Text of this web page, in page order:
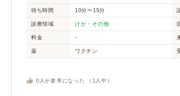
待ち時間 10分〜15分
診療領域 けが・その他
料金 -
薬 ワクチン
0 人が参考になった （ 1 人中）